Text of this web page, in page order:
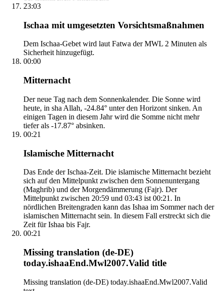
23:03
Ischaa mit umgesetzten Vorsichtsmaßnahmen
Dem Ischaa-Gebet wird laut Fatwa der MWL 2 Minuten als
Sicherheit hinzugefügt.
00:00
Mitternacht
Der neue Tag nach dem Sonnenkalender. Die Sonne wird
heute, in sha Allah, -24.84° unter den Horizont sinken. An
einigen Tagen in diesem Jahr wird die Somme nicht mehr
tiefer als -17.87° absinken.
00:21
Islamische Mitternacht
Das Ende der Ischaa-Zeit. Die islamische Mitternacht bezieht
sich auf den Mittelpunkt zwischen dem Sonnenuntergang
(Maghrib) und der Morgendämmerung (Fajr). Der
Mittelpunkt zwischen 20:59 und 03:43 ist 00:21. In
nördlichen Breitengraden kann das Ishaa im Sommer nach der
islamischen Mitternacht sein. In diesem Fall erstreckt sich die
Zeit für Ishaa bis Fajr.
00:21
Missing translation (de-DE)
today.ishaaEnd.Mwl2007.Valid title
Missing translation (de-DE) today.ishaaEnd.Mwl2007.Valid